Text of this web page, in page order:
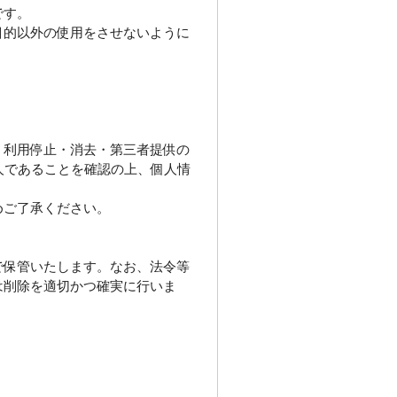
。
以外の使用をさせないように
用停止・消去・第三者提供の
あることを確認の上、個人情
了承ください。
管いたします。なお、法令等
除を適切かつ確実に行いま